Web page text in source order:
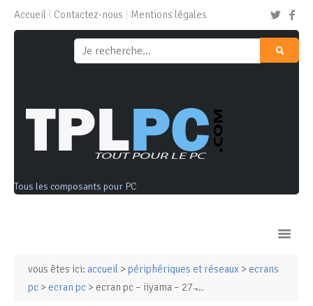
Accueil Contactez-nous Mentions légales
Tous les composants pour PC
Ordinateurs & Tablettes
vous êtes ici: accueil > périphériques et réseaux > ecrans
pc > ecran pc > ecran pc – iiyama – 27 ̵...